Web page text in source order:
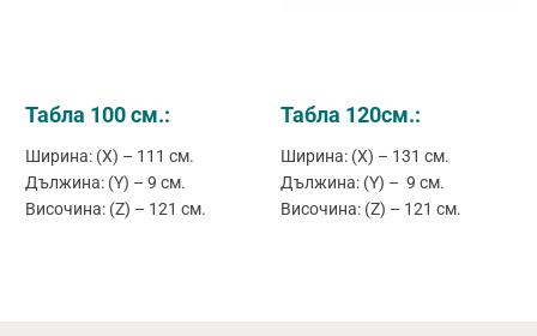
Табла 100 см.:
Ширина: (X) – 111 см.
Дължина: (Y) – 9 см.
Височина: (Z) – 121 см.
Табла 120см.:
Ширина: (X) – 131 см.
Дължина: (Y) – 9 см.
Височина: (Z) – 121 см.